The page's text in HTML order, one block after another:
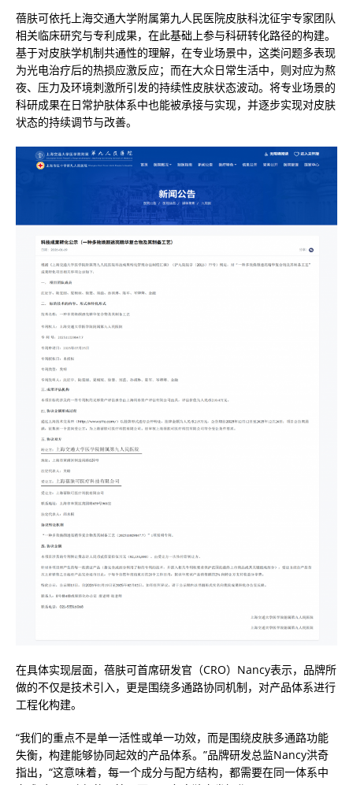
蓓肤可依托上海交通大学附属第九人民医院皮肤科沈征宇专家团队
相关临床研究与专利成果，在此基础上参与科研转化路径的构建。
基于对皮肤学机制共通性的理解，在专业场景中，这类问题多表现
为光电治疗后的热损应激反应；而在大众日常生活中，则对应为熬
夜、压力及环境刺激所引发的持续性皮肤状态波动。将专业场景的
科研成果在日常护肤体系中也能被承接与实现，并逐步实现对皮肤
状态的持续调节与改善。
在具体实现层面，蓓肤可首席研发官（CRO）Nancy表示，品牌所
做的不仅是技术引入，更是围绕多通路协同机制，对产品体系进行
工程化构建。
“我们的重点不是单一活性或单一功效，而是围绕皮肤多通路功能
失衡，构建能够协同起效的产品体系。”品牌研发总监Nancy洪奇
指出，“这意味着，每一个成分与配方结构，都需要在同一体系中